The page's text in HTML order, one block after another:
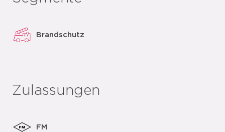
Brandschutz
Zulassungen
FM